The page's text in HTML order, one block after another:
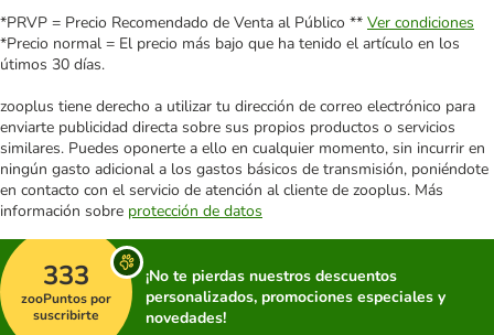
*PRVP = Precio Recomendado de Venta al Público ** Ver condiciones
*Precio normal = El precio más bajo que ha tenido el artículo en los
útimos 30 días.
zooplus tiene derecho a utilizar tu dirección de correo electrónico para
enviarte publicidad directa sobre sus propios productos o servicios
similares. Puedes oponerte a ello en cualquier momento, sin incurrir en
ningún gasto adicional a los gastos básicos de transmisión, poniéndote
en contacto con el servicio de atención al cliente de zooplus. Más
información sobre protección de datos
333
zooPuntos por
suscribirte
¡No te pierdas nuestros descuentos
personalizados, promociones especiales y
novedades!